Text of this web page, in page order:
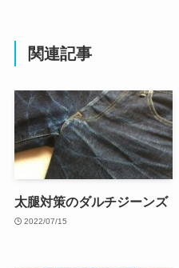
関連記事
太腿対策のダルチジーンズ
2022/07/15